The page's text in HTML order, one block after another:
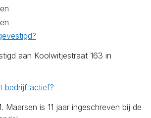
aan Koolwitjestraat 163 in
bedrijf actief?
Maarsen is 11 jaar ingeschreven bij de